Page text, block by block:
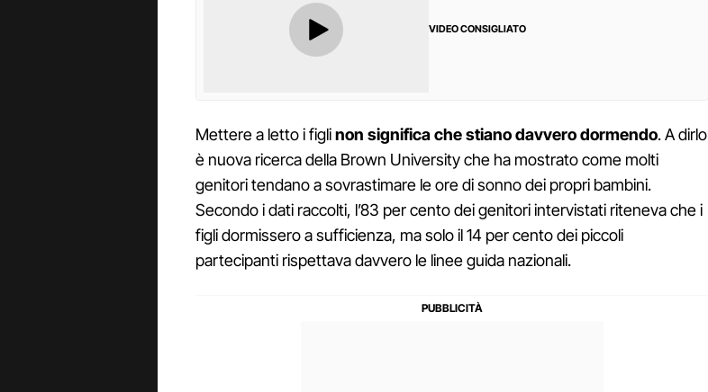
VIDEO CONSIGLIATO
Mettere a letto i figlinon significa che stiano davvero dormendo. A dirlo
è nuova ricerca della Brown University che ha mostrato come molti
genitori tendano a sovrastimare le ore di sonno dei propri bambini.
Secondo i dati raccolti, l’83 per cento dei genitori intervistati riteneva che i
figli dormissero a sufficienza, ma solo il 14 per cento dei piccoli
partecipanti rispettava davvero le linee guida nazionali.